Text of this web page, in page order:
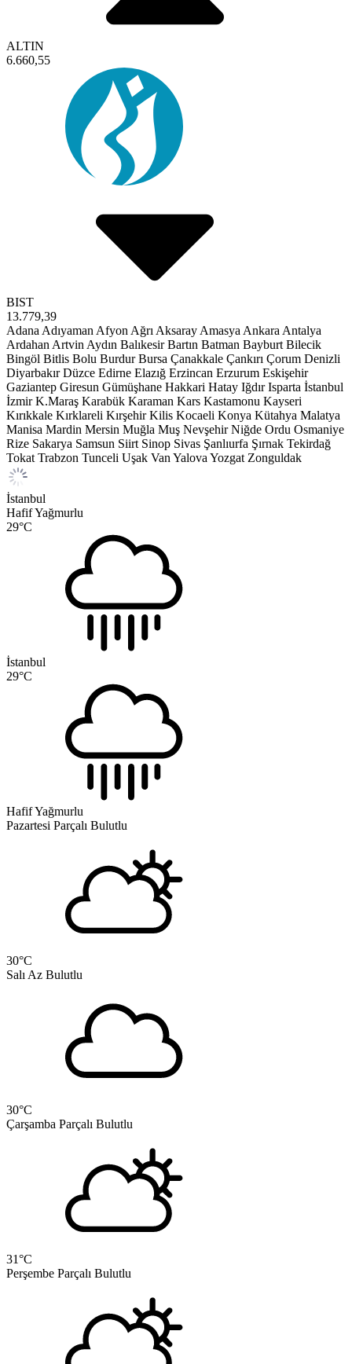
ALTIN
6.660,55
BIST
13.779,39
Adana Adıyaman Afyon Ağrı Aksaray Amasya Ankara Antalya
Ardahan Artvin Aydın Balıkesir Bartın Batman Bayburt Bilecik
Bingöl Bitlis Bolu Burdur Bursa Çanakkale Çankırı Çorum Denizli
Diyarbakır Düzce Edirne Elazığ Erzincan Erzurum Eskişehir
Gaziantep Giresun Gümüşhane Hakkari Hatay Iğdır Isparta İstanbul
İzmir K.Maraş Karabük Karaman Kars Kastamonu Kayseri
Kırıkkale Kırklareli Kırşehir Kilis Kocaeli Konya Kütahya Malatya
Manisa Mardin Mersin Muğla Muş Nevşehir Niğde Ordu Osmaniye
Rize Sakarya Samsun Siirt Sinop Sivas Şanlıurfa Şırnak Tekirdağ
Tokat Trabzon Tunceli Uşak Van Yalova Yozgat Zonguldak
İstanbul
Hafif Yağmurlu
29°C
İstanbul
29°C
Hafif Yağmurlu
Pazartesi Parçalı Bulutlu
30°C
Salı Az Bulutlu
30°C
Çarşamba Parçalı Bulutlu
31°C
Perşembe Parçalı Bulutlu